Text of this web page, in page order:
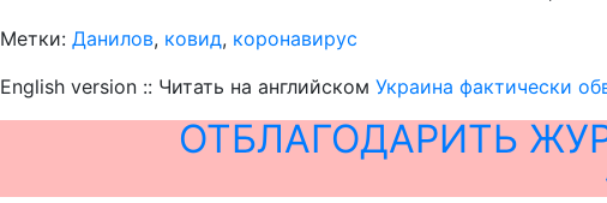
Метки: Данилов, ковид, коронавирус
English version :: Читать на английском Украина фактически
ОТБЛАГОДАРИТЬ